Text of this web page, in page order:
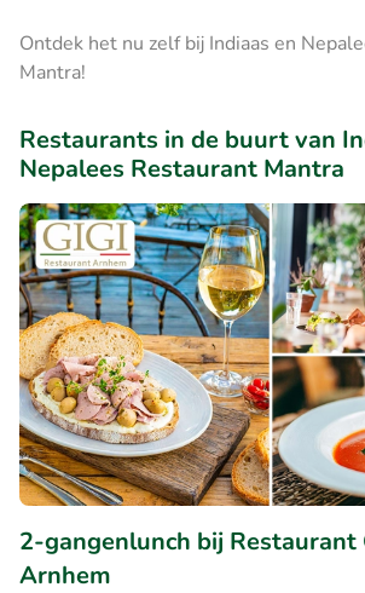
Ontdek het nu zelf bij Indiaas en
Mantra!
Restaurants in de buurt van
Nepalees Restaurant Mantra
2-gangenlunch bij Restaurant
Arnhem